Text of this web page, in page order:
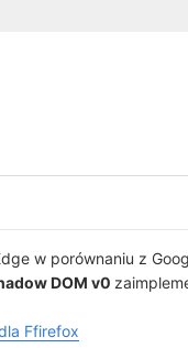
w porównaniu z
DOM v0
Ffirefox